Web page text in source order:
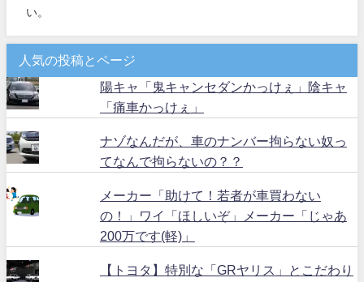
い。
人気の投稿とページ
陽キャ「鬼キャンセダンかっけぇ」陰キャ
「痛車かっけぇ」
ナゾなんだが、車のナンバー拘らない奴っ
てなんで拘らないの？？
メーカー「助けて！若者が車買わない
の！」ワイ「ほしいぞ」メーカー「じゃあ
200万です(軽)」
【トヨタ】特別な「GRヤリス」とこだわり